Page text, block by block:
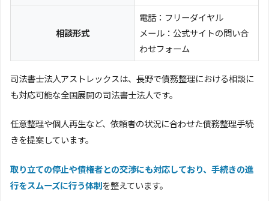
相談形式
電話：フリーダイヤル
メール：公式サイトの問い合
わせフォーム
司法書士法人アストレックスは、長野で債務整理における相談に
も対応可能な全国展開の司法書士法人です。
任意整理や個人再生など、依頼者の状況に合わせた債務整理手続
きを提案しています。
取り立ての停止や債権者との交渉にも対応しており、手続きの進
行をスムーズに行う体制を整えています。